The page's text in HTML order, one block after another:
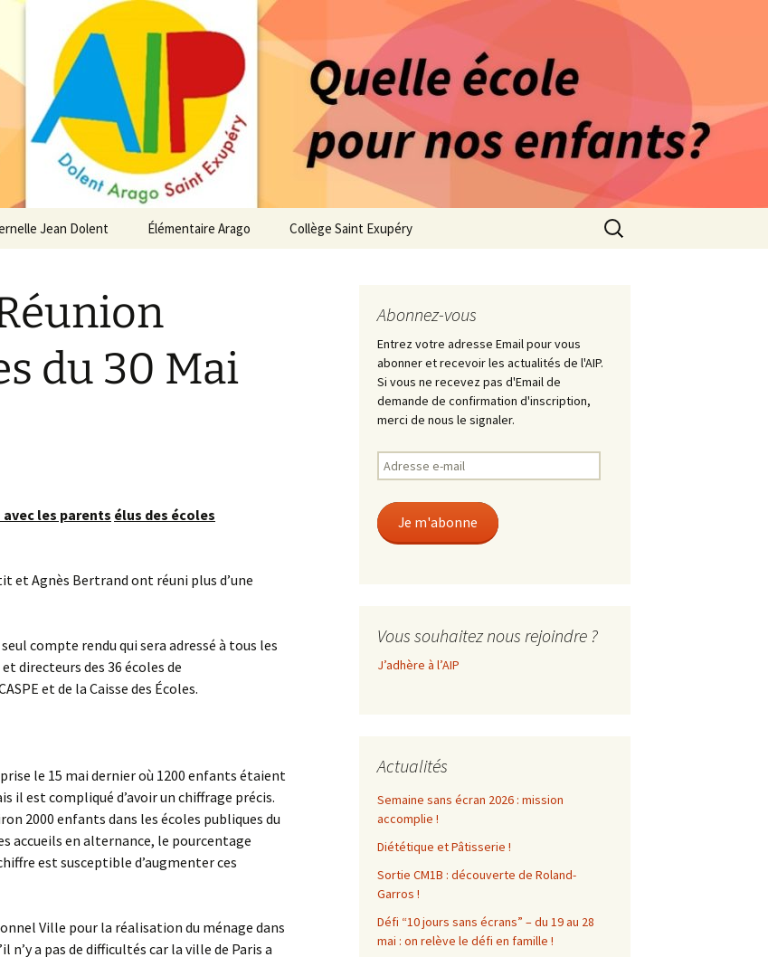
Association Indépendante
depuis 1981
enfants du secteur scolaire Dolent-Arago-Saint Exupéry
Compost de quartier de
la place de l’Ile-de-Sein
Jean Dolent
pratiques
Élémentaire Arago
Infos pratiques
Élémentaire
Collège Saint Exupéry
Infos pratiques Collège
Rechercher :
du 30 Mai
les parents élus des écoles
et Agnès Bertrand ont réuni plus d’une
compte rendu qui sera adressé à tous les
directeurs des 36 écoles de
et de la Caisse des Écoles.
le 15 mai dernier où 1200 enfants étaient
il est compliqué d’avoir un chiffrage précis.
2000 enfants dans les écoles publiques du
accueils en alternance, le pourcentage
est susceptible d’augmenter ces
Ville pour la réalisation du ménage dans
n’y a pas de difficultés car la ville de Paris a
Abonnez-vous
Entrez votre adresse Email pour vous
abonner et recevoir les actualités de l'AIP.
Si vous ne recevez pas d'Email de
demande de confirmation d'inscription,
merci de nous le signaler.
Adresse
e-
Je m'abonne
Vous souhaitez nous rejoindre ?
J’adhère à l’AIP
Actualités
Semaine sans écran 2026 : mission
accomplie !
Diététique et Pâtisserie !
Sortie CM1B : découverte de Roland-
Garros !
Défi “10 jours sans écrans” – du 19 au 28
mai : on relève le défi en famille !